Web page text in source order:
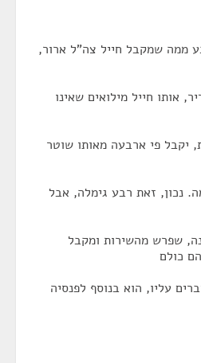
ממה שמקבל חייל צה"ל ארור,
אותו חייל מילואים שאינו
ויש לו 20% נכות, יקבל פי ארבעה מאותו שוטר
נכון, זאת רבע גימלה, אבל
שפרש מהשירות ומקבל
כולם
עליו, הוא בנוסף לפנסיה